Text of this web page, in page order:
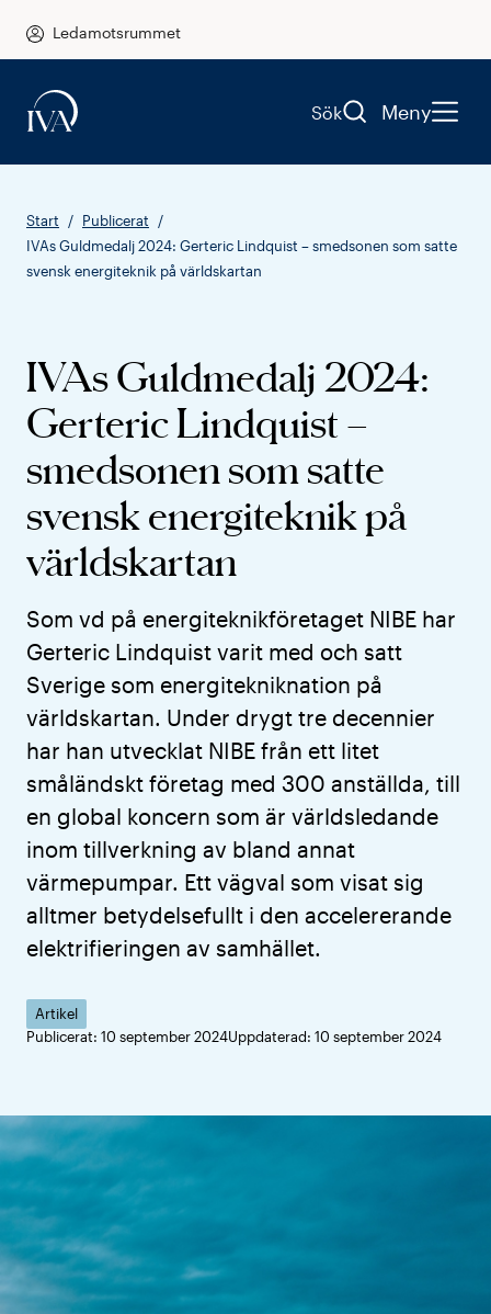
Ledamotsrummet
Sök Meny
Start
Publicerat
IVAs Guldmedalj 2024: Gerteric Lindquist – smedsonen som satte
svensk energiteknik på världskartan
IVAs Guldmedalj 2024:
Gerteric Lindquist –
smedsonen som satte
svensk energiteknik på
världskartan
Som vd på energiteknikföretaget NIBE har
Gerteric Lindquist varit med och satt
Sverige som energitekniknation på
världskartan. Under drygt tre decennier
har han utvecklat NIBE från ett litet
småländskt företag med 300 anställda, till
en global koncern som är världsledande
inom tillverkning av bland annat
värmepumpar. Ett vägval som visat sig
alltmer betydelsefullt i den accelererande
elektrifieringen av samhället.
Artikel
Publicerat: 10 september 2024Uppdaterad: 10 september 2024